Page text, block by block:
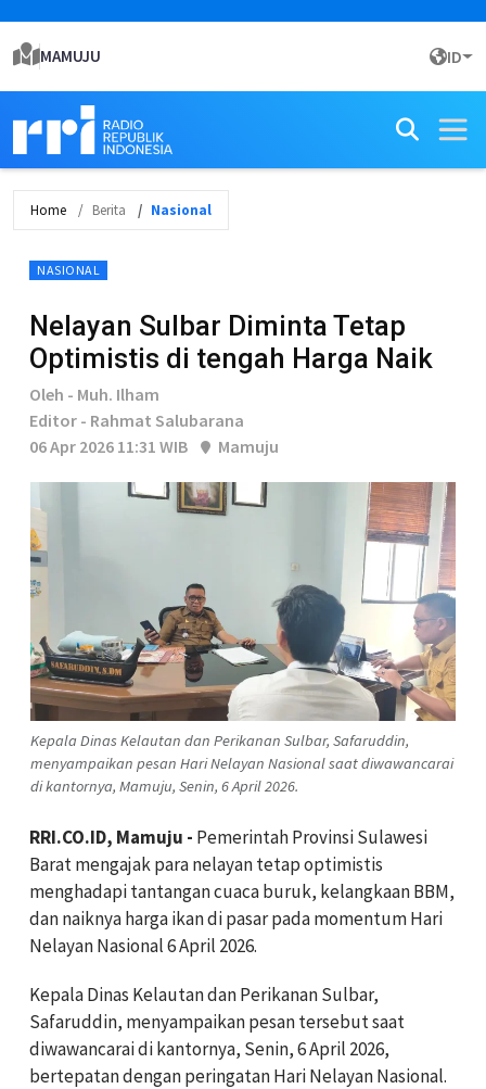
MAMUJU ID
Home Berita Nasional
NASIONAL
Nelayan Sulbar Diminta Tetap
Optimistis di tengah Harga Naik
Oleh - Muh. Ilham
Editor - Rahmat Salubarana
06 Apr 2026 11:31 WIB
Mamuju
Kepala Dinas Kelautan dan Perikanan Sulbar, Safaruddin,
menyampaikan pesan Hari Nelayan Nasional saat diwawancarai
di kantornya, Mamuju, Senin, 6 April 2026.
RRI.CO.ID, Mamuju - Pemerintah Provinsi Sulawesi
Barat mengajak para nelayan tetap optimistis
menghadapi tantangan cuaca buruk, kelangkaan BBM,
dan naiknya harga ikan di pasar pada momentum Hari
Nelayan Nasional 6 April 2026.
Kepala Dinas Kelautan dan Perikanan Sulbar,
Safaruddin, menyampaikan pesan tersebut saat
diwawancarai di kantornya, Senin, 6 April 2026,
bertepatan dengan peringatan Hari Nelayan Nasional.